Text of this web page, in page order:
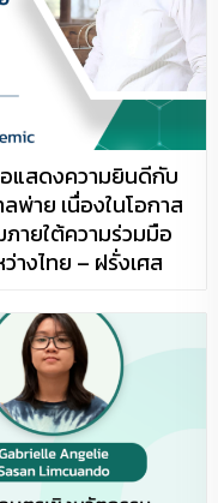
อแสดงความยินดีกับ
พ่าย เนื่องในโอกาส
ายใต้ความร่วมมือ
างไทย – ฝรั่งเศส